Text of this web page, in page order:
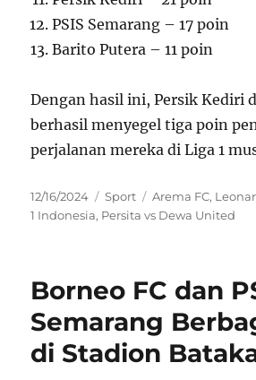
PSIS Semarang – 17 poin
Barito Putera – 11 poin
Dengan hasil ini, Persik Kediri
berhasil menyegel tiga poin
perjalanan mereka di Liga 1
Posted
on
12/16/2024 Categories
Sport Tags
Arema FC,
1 Indonesia, Persita vs Dewa United
Borneo FC dan
Semarang
di Stadion